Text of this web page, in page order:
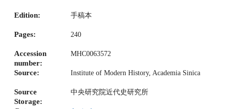
Edition: 手稿本
Pages: 240
Accession
number:
MHC0063572
Source: Institute of Modern History, Academia Sinica
Source
Storage:
中央研究院近代史研究所